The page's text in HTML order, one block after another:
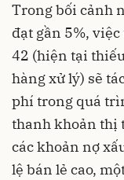
Trong bối cảnh
đạt gần 5%,
42 (hiện tại
hàng xử lý) sẽ
phí trong quá
thanh khoản thị
các khoản nợ
lệ bán lẻ cao,